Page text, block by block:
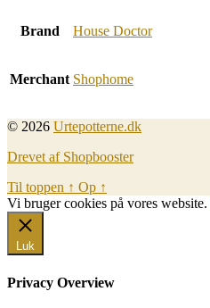
Brand House Doctor
Merchant Shophome
© 2026 Urtepotterne.dk
Drevet af Shopbooster
Til toppen ↑ Op ↑
Vi bruger cookies på vores website.
Luk
Privacy Overview